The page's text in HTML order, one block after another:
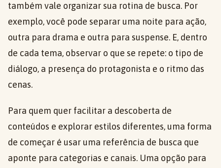
também vale organizar sua rotina de busca. Por
exemplo, você pode separar uma noite para ação,
outra para drama e outra para suspense. E, dentro
de cada tema, observar o que se repete: o tipo de
diálogo, a presença do protagonista e o ritmo das
cenas.
Para quem quer facilitar a descoberta de
conteúdos e explorar estilos diferentes, uma forma
de começar é usar uma referência de busca que
aponte para categorias e canais. Uma opção para